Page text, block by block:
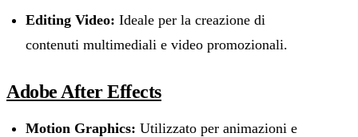
Editing Video: Ideale per la creazione di
contenuti multimediali e video promozionali.
Adobe After Effects
Motion Graphics: Utilizzato per animazioni e